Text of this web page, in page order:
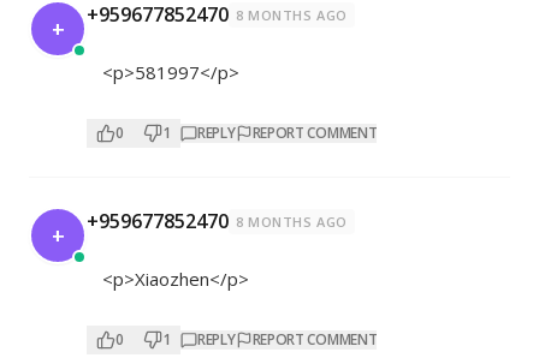
+ +959677852470 8 MONTHS AGO
<p>581997</p>
0 1 REPLY REPORT COMMENT
+ +959677852470 8 MONTHS AGO
<p>Xiaozhen</p>
0 1 REPLY REPORT COMMENT